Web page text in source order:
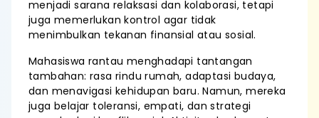
menjadi sarana relaksasi dan kolaborasi, tetapi
juga memerlukan kontrol agar tidak
menimbulkan tekanan finansial atau sosial.
Mahasiswa rantau menghadapi tantangan
tambahan: rasa rindu rumah, adaptasi budaya,
dan menavigasi kehidupan baru. Namun, mereka
juga belajar toleransi, empati, dan strategi